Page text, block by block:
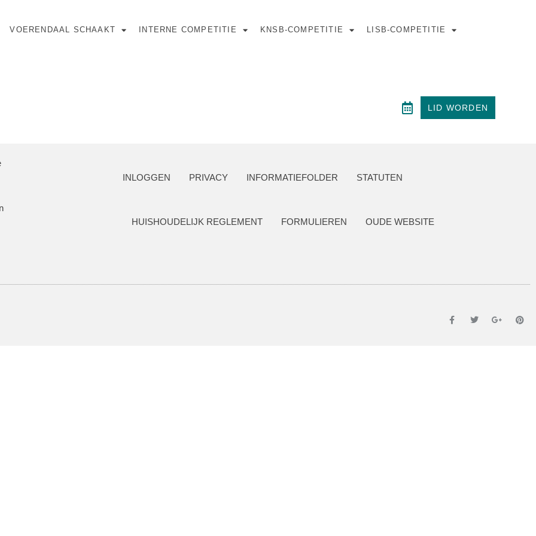
VOERENDAAL SCHAAKT INTERNE COMPETITIE KNSB-COMPETITIE LISB-COMPETITIE
LID WORDEN
INLOGGEN PRIVACY INFORMATIEFOLDER STATUTEN
HUISHOUDELIJK REGLEMENT FORMULIEREN OUDE WEBSITE